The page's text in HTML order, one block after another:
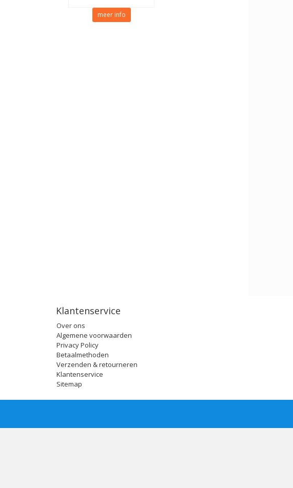
meer info
Klantenservice
Over ons
Algemene voorwaarden
Privacy Policy
Betaalmethoden
Verzenden & retourneren
Klantenservice
Sitemap